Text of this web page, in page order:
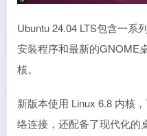
Ubuntu 24.04 LTS包含一系
安装程序和最新的GNOME
核。
新版本使用 Linux 6.8 内核
络连接，还配备了现代化的